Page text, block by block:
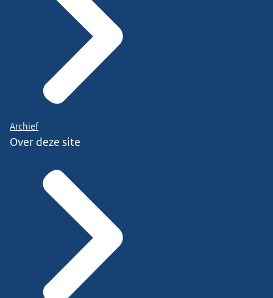
Archief
Over deze site